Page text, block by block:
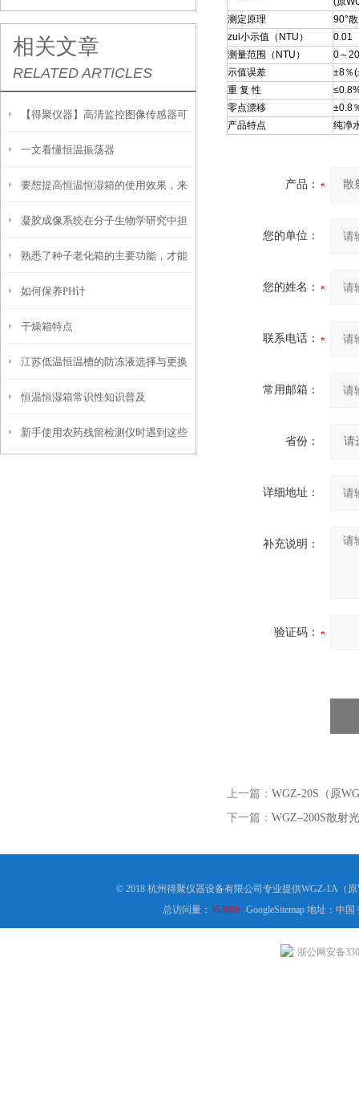
相关文章
RELATED ARTICLES
【得聚仪器】高清监控图像传感器可
在得聚防潮箱储存
一文看懂恒温振荡器
要想提高恒温恒湿箱的使用效果，来
看看这些！
凝胶成像系统在分子生物学研究中担
当着重要角色
熟悉了种子老化箱的主要功能，才能
更好地使用它
如何保养PH计
干燥箱特点
江苏低温恒温槽的防冻液选择与更换
周期建议
恒温恒湿箱常识性知识普及
新手使用农药残留检测仪时遇到这些
测定原理
90°
zui小示值（NTU）
0.01
测量范围（NTU）
0～20
示值误差
±8％
重 复 性
零点漂移
±0.8
产品特点
纯净
产品：
您的单位：
您的姓名：
联系电话：
常用邮箱：
省份：
详细地址：
补充说明：
验证码：
上一篇： WGZ-20S（原
下一篇： WGZ–200S散射
© 2018 杭州得聚仪器设备有限公司专业提供WGZ-1A（
总访问量：353886 GoogleSitemap地址：中国
浙公网安备